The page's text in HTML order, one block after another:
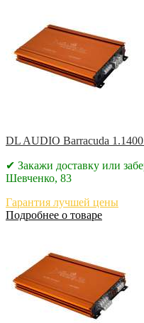
DL AUDIO Barracuda
✔ Закажи доставку или
Шевченко, 83
Гарантия лучшей цены
Подробнее о товаре